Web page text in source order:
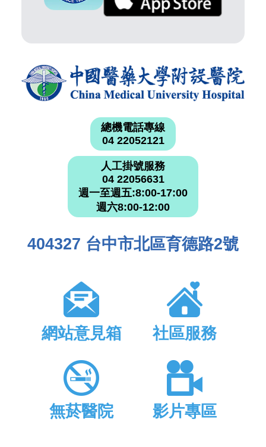
總機電話專線
04 22052121
人工掛號服務
04 22056631
週一至週五:8:00-17:00
週六8:00-12:00
404327 台中市北區育德路2號
網站意見箱 社區服務
無菸醫院 影片專區